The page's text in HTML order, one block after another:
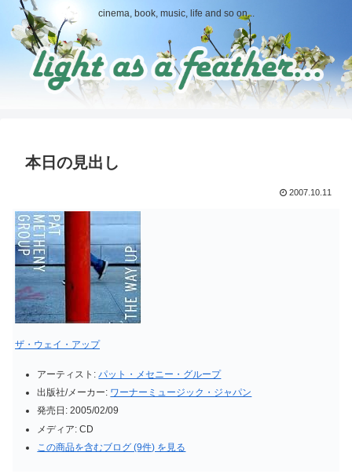
cinema, book, music, life and so on...
本日の見出し
2007.10.11
ザ・ウェイ・アップ
アーティスト: パット・メセニー・グループ
出版社/メーカー: ワーナーミュージック・ジャパン
発売日: 2005/02/09
メディア: CD
この商品を含むブログ (9件) を見る